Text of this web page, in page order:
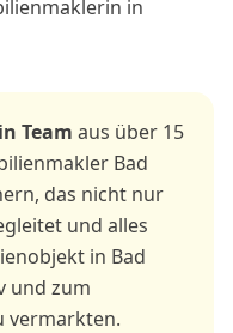
in
Team aus über 15
Bad
das nicht nur
und alles
in Bad
und zum
vermarkten.